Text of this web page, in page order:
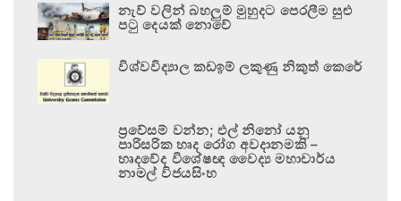
නැව් වලින් බහලුම් මුහුදට පෙරලීම සුළු
පටු දෙයක් නොවේ
විශ්වවිද්‍යාල කඩඉම් ලකුණු නිකුත් කෙරේ
ප්‍රවේසම් වන්න; එල් නිනෝ යනු
පාරිසරික හෘද රෝග අවදානමකි –
හෘදවේද විශේෂඥ වෛද්‍ය මහාචාර්ය
නාමල් විජයසිංහ